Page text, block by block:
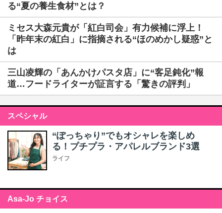
る“夏の養生食材”とは？
ミセス大森元貴が「紅白司会」有力候補に浮上！
「昨年末の紅白」に指摘される“ほのめかし疑惑”と
は
三山凌輝の「あんかけパスタ店」に“客足鈍化”報
道…フードライターが証言する「驚きの評判」
スペシャル
“ぽっちゃり”でもオシャレを楽しめ
る！プチプラ・アパレルブランド3選
ライフ
Asa-Jo チョイス